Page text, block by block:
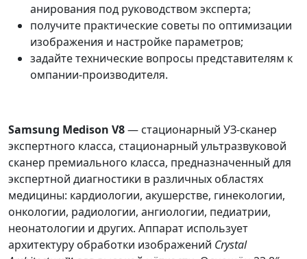
анирования под руководством эксперта;
получите практические советы по оптимизации
изображения и настройке параметров;
задайте технические вопросы представителям к
омпании‑производителя.
Samsung Medison V8— стационарный УЗ-сканер
экспертного класса, стационарный ультразвуковой
сканер премиального класса, предназначенный для
экспертной диагностики в различных областях
медицины: кардиологии, акушерстве, гинекологии,
онкологии, радиологии, ангиологии, педиатрии,
неонатологии и других. Аппарат использует
архитектуру обработки изображений Crystal